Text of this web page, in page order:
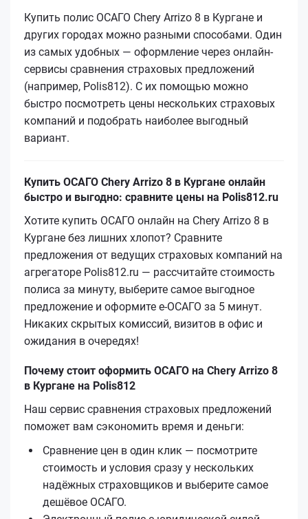
Купить полис ОСАГО Chery Arrizo 8 в Кургане и
других городах можно разными способами. Один
из самых удобных — оформление через онлайн-
сервисы сравнения страховых предложений
(например, Polis812). С их помощью можно
быстро посмотреть цены нескольких страховых
компаний и подобрать наиболее выгодный
вариант.
Купить ОСАГО Chery Arrizo 8 в Кургане онлайн
быстро и выгодно: сравните цены на Polis812.ru
Хотите купить ОСАГО онлайн на Chery Arrizo 8 в
Кургане без лишних хлопот? Сравните
предложения от ведущих страховых компаний на
агрегаторе Polis812.ru — рассчитайте стоимость
полиса за минуту, выберите самое выгодное
предложение и оформите е‑ОСАГО за 5 минут.
Никаких скрытых комиссий, визитов в офис и
ожидания в очередях!
Почему стоит оформить ОСАГО на Chery Arrizo 8
в Кургане на Polis812
Наш сервис сравнения страховых предложений
поможет вам сэкономить время и деньги:
Сравнение цен в один клик — посмотрите
стоимость и условия сразу у нескольких
надёжных страховщиков и выберите самое
дешёвое ОСАГО.